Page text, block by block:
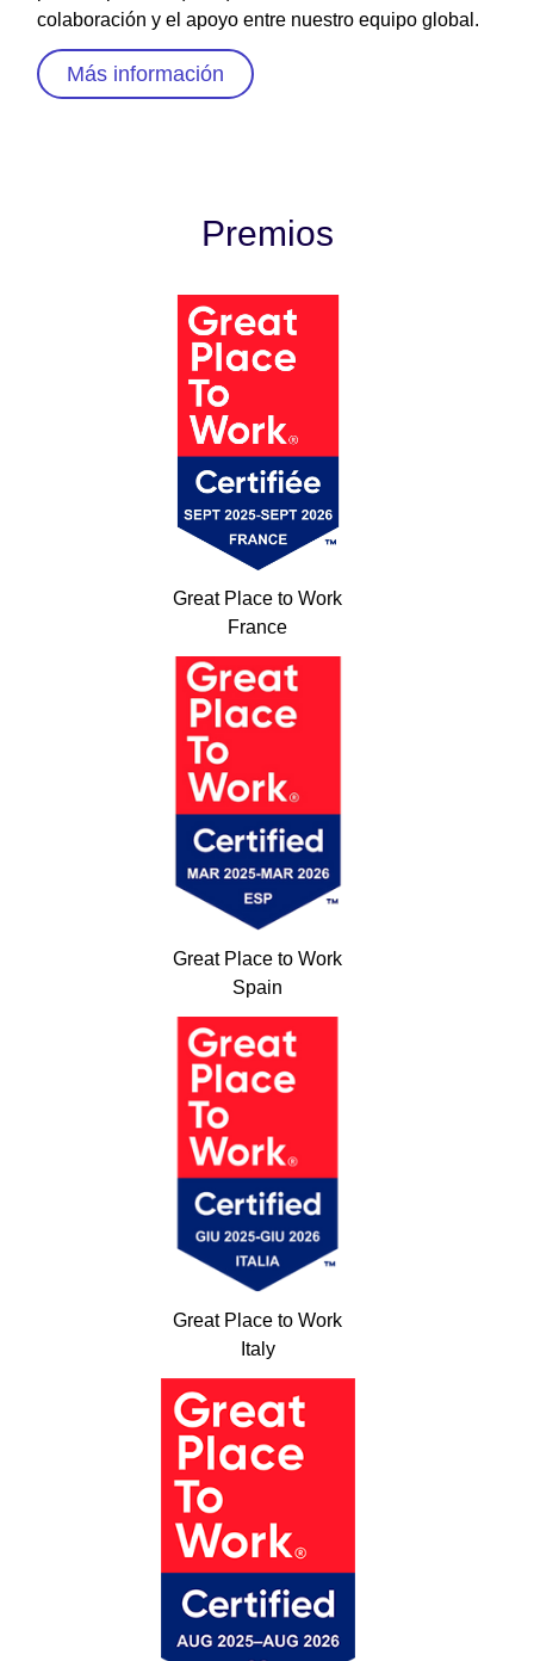
colaboración y el apoyo entre nuestro equipo global.
Más información
Premios
Great Place to Work
France
Great Place to Work
Spain
Great Place to Work
Italy